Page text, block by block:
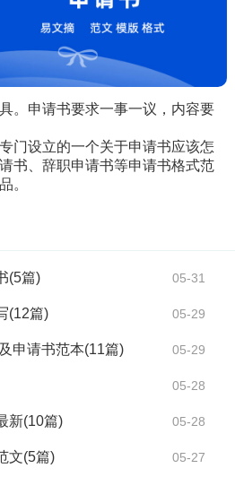
。申请书要求一事一议，内容要
门设立的一个关于申请书应该怎
书、辞职申请书等申请书格式范
。
(5篇) 05-31
(12篇) 05-29
申请书范本(11篇) 05-29
05-28
新(10篇) 05-28
文(5篇) 05-27